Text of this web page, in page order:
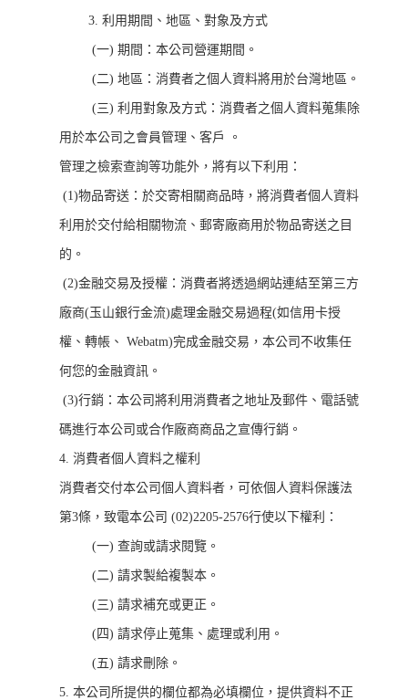
3. 利用期間、地區、對象及方式
(一) 期間：本公司營運期間。
(二) 地區：消費者之個人資料將用於台灣地區。
(三) 利用對象及方式：消費者之個人資料蒐集除
用於本公司之會員管理、客戶 。
管理之檢索查詢等功能外，將有以下利用：
(1)物品寄送：於交寄相關商品時，將消費者個人資料
利用於交付給相關物流、郵寄廠商用於物品寄送之目
的。
(2)金融交易及授權：消費者將透過網站連結至第三方
廠商(玉山銀行金流)處理金融交易過程(如信用卡授
權、轉帳、 Webatm)完成金融交易，本公司不收集任
何您的金融資訊。
(3)行銷：本公司將利用消費者之地址及郵件、電話號
碼進行本公司或合作廠商商品之宣傳行銷。
4. 消費者個人資料之權利
消費者交付本公司個人資料者，可依個人資料保護法
第3條，致電本公司 (02)2205-2576行使以下權利：
(一) 查詢或請求閱覽。
(二) 請求製給複製本。
(三) 請求補充或更正。
(四) 請求停止蒐集、處理或利用。
(五) 請求刪除。
5. 本公司所提供的欄位都為必填欄位，提供資料不正